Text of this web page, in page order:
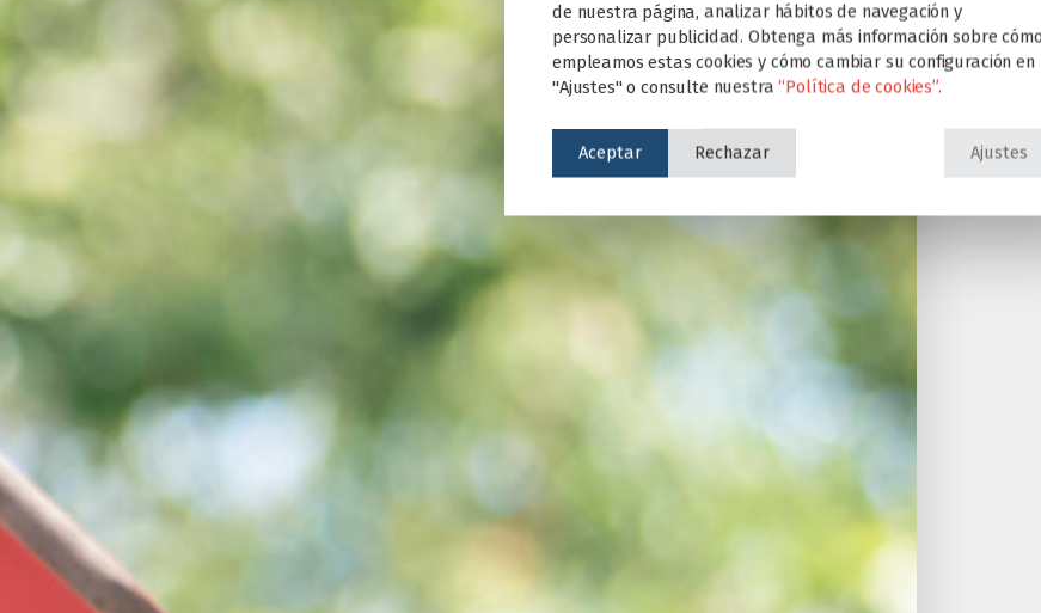
de nuestra página, analizar hábitos de navegación y
personalizar publicidad. Obtenga más información sobre cómo
empleamos estas cookies y cómo cambiar su configuración en
"Ajustes" o consulte nuestra“Política de cookies”.
Aceptar Rechazar Ajustes